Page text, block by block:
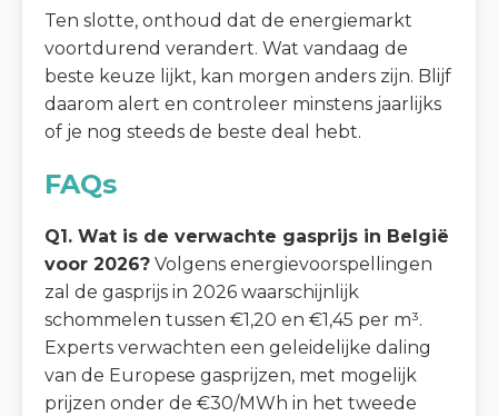
Ten slotte, onthoud dat de energiemarkt
voortdurend verandert. Wat vandaag de
beste keuze lijkt, kan morgen anders zijn. Blijf
daarom alert en controleer minstens jaarlijks
of je nog steeds de beste deal hebt.
FAQs
Q1. Wat is de verwachte gasprijs in België
voor 2026? Volgens energievoorspellingen
zal de gasprijs in 2026 waarschijnlijk
schommelen tussen €1,20 en €1,45 per m³.
Experts verwachten een geleidelijke daling
van de Europese gasprijzen, met mogelijk
prijzen onder de €30/MWh in het tweede